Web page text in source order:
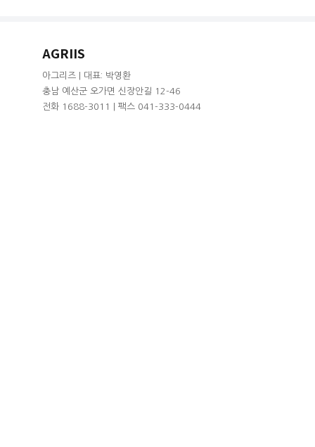
AGRIIS
아그리즈 | 대표: 박영환
충남 예산군 오가면 신장안길 12-46
전화 1688-3011 | 팩스 041-333-0444